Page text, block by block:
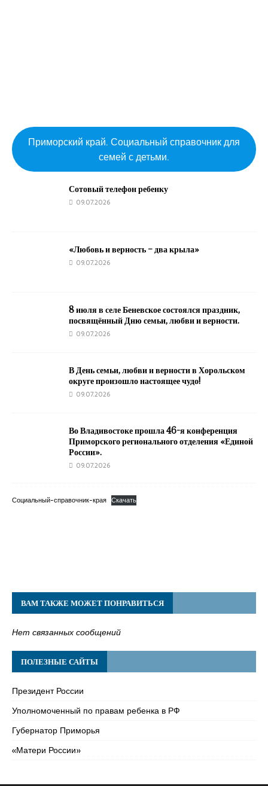
Приморский край. Социальный справочник для
семей с детьми.
Сотовый телефон ребенку
09.07.2026
«Любовь и верность – два крыла»
09.07.2026
8 июля в селе Беневское состоялся праздник,
посвящённый Дню семьи, любви и верности.
09.07.2026
В День семьи, любви и верности в Хорольском
округе произошло настоящее чудо!
09.07.2026
Во Владивостоке прошла 46-я конференция
Приморского регионального отделения «Единой
России».
09.07.2026
Социальный-справочник-края Скачать
ВАМ ТАКЖЕ МОЖЕТ ПОНРАВИТЬСЯ
Нет связанных сообщений
ПОЛЕЗНЫЕ САЙТЫ
Президент России
Уполномоченный по правам ребенка в РФ
Губернатор Приморья
«Матери России»